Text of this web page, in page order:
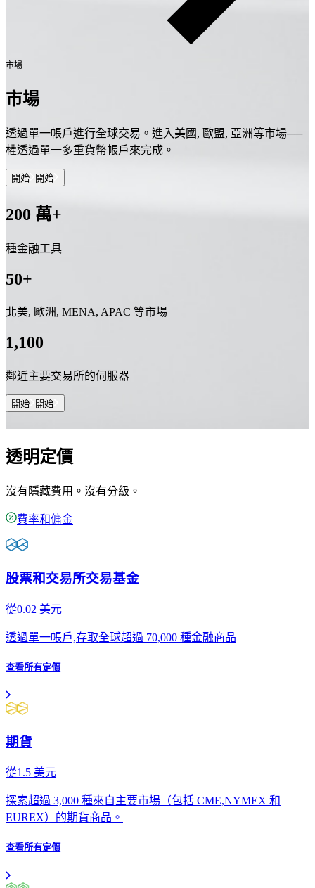
市場
市場
透過單一帳戶進行全球交易。進入美國, 歐盟, 亞洲等市場──
權透過單一多重貨幣帳戶來完成。
開始 開始
200 萬+
種金融工具
50+
北美, 歐洲, MENA, APAC 等市場
1,100
鄰近主要交易所的伺服器
開始 開始
透明定價
沒有隱藏費用。沒有分級。
費率和傭金
股票和交易所交易基金
從0.02 美元
透過單一帳戶,存取全球超過 70,000 種金融商品
查看所有定價
期貨
從1.5 美元
探索超過 3,000 種來自主要市場（包括 CME,NYMEX 和
EUREX）的期貨商品。
查看所有定價